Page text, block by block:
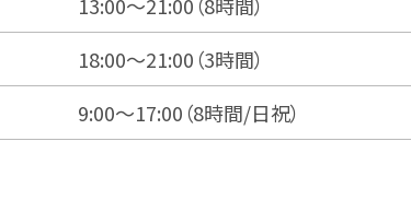
18:00～21:00（3時間）
9:00～17:00（8時間/日祝）